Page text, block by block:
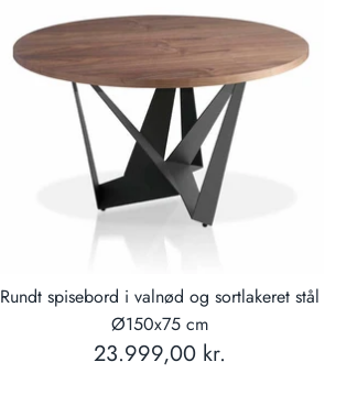
Rundt spisebord i valnød og sortlakeret stål
Ø150x75 cm
23.999,00 kr.